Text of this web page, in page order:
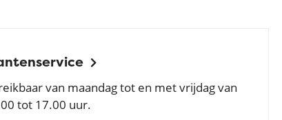
van maandag tot en met vrijdag van
tot 17.00 uur.